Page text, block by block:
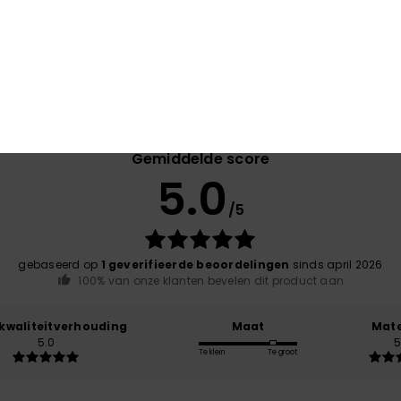
Gemiddelde score
5.0 /5
gebaseerd op 1 geverifieerde beoordelingen sinds april 2026
100% van onze klanten bevelen dit product aan
5.0
Maat
Te klein Te groot